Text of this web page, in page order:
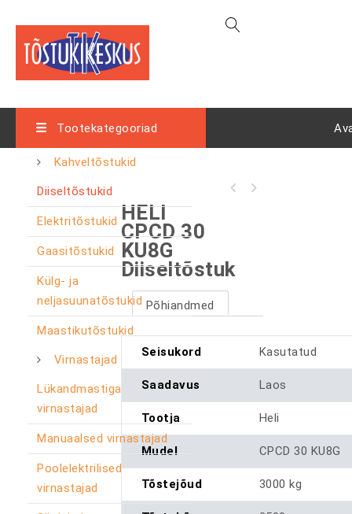
Tootekategooriad
Kahveltõstukid
Diiseltõstukid
Elektritõstukid
Gaasitõstukid
Külg- ja
neljasuunatõstukid
Maastikutõstukid
Virnastajad
Lükandmastiga
virnastajad
Manuaalsed virnastajad
Poolelektrilised
virnastajad
HELI
CPCD 30
KU8G
Diiseltõstuk
Põhiandmed
Seisukord Kasutatud
Saadavus Laos
Tootja Heli
Mudel CPCD 30 KU8G
Tõstejõud 3000 kg